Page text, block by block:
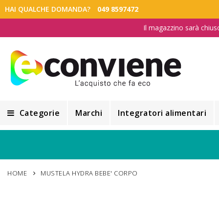
HAI QUALCHE DOMANDA? 049 8597472
Il magazzino sarà
Categorie
Alimentazione e Dietetica
Marchi Integratori alimentari
HOME MUSTELA HYDRA BEBE' CORPO